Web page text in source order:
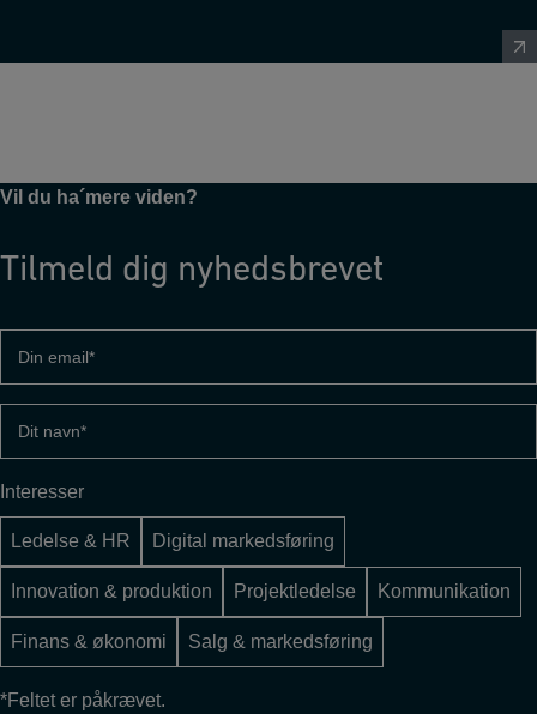
Vil du ha´mere viden?
Tilmeld dig nyhedsbrevet
(Påkrævet)
Interesser
Ledelse & HR Digital markedsføring
Innovation & produktion Projektledelse Kommunikation
Finans & økonomi Salg & markedsføring
*Feltet er påkrævet.